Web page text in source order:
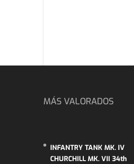
MÁS VALORADOS
INFANTRY TANK MK. IV
CHURCHILL MK. VII 34th